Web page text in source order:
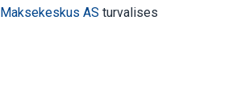
Maksekeskus AS turvalises